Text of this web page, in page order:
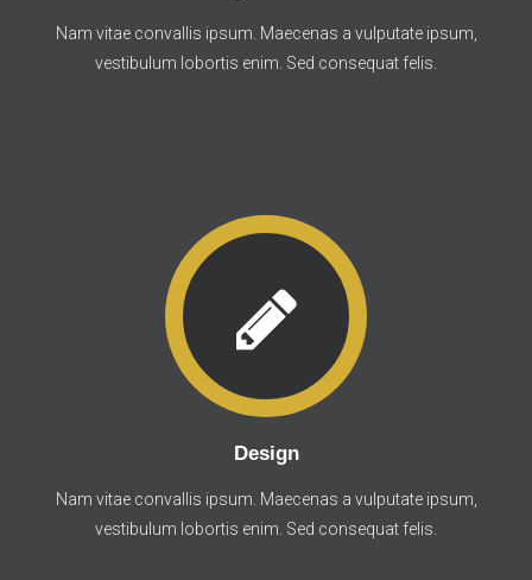
Nam vitae convallis ipsum. Maecenas a vulputate ipsum,
vestibulum lobortis enim. Sed consequat felis.
Design
Nam vitae convallis ipsum. Maecenas a vulputate ipsum,
vestibulum lobortis enim. Sed consequat felis.